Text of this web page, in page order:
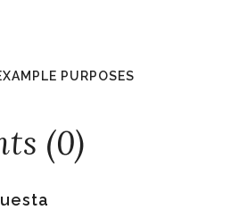
PURPOSES
(0)